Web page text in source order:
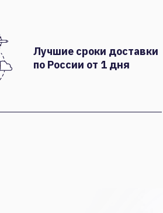
Лучшие сроки доставки
по России от 1 дня